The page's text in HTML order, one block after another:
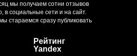
мы получаем сотни отзывов
в социальные сети и на сайт.
стараемся сразу публиковать
Рейтинг
Yandex